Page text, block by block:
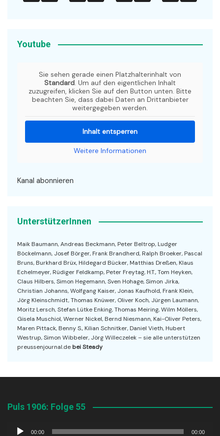
Youtube
Sie sehen gerade einen Platzhalterinhalt von
Standard. Um auf den eigentlichen Inhalt
zuzugreifen, klicken Sie auf den Button unten. Bitte
beachten Sie, dass dabei Daten an Drittanbieter
weitergegeben werden.
Inhalt entsperren
Weitere Informationen
Kanal abonnieren
UnterstützerInnen
Maik Baumann, Andreas Beckmann, Peter Beltrop, Ludger
Böckelmann, Josef Börger, Frank Brandherd, Ralph Broeker, Pascal
Bruns, Burkhard Brüx, Hildegard Bücker, Matthias Dreßen, Klaus
Echelmeyer, Rüdiger Feldkamp, Peter Freytag, H.T., Tom Heyken,
Claus Hilbers, Simon Hegemann, Sven Hohage, Simon Jirka,
Christian Johanns, Wolfgang Kaiser, Jonas Kaufhold, Frank Klein,
Jörg Kleinschmidt, Thomas Knüwer, Oliver Koch, Jürgen Laumann,
Moritz Lersch, Stefan Lütke Enking, Thomas Meiring, Wilm Möllers,
Gisela Muschiol, Werner Nickel, Bernd Niesmann, Kai-Oliver Peters,
Maren Pittack, Benny S., Kilian Schnitker, Daniel Vieth, Hubert
Westrup, Simon Wibbeler, Jörg Willeczelek – sie alle unterstützen
preussenjournal.de bei Steady
Puls 1906: Folge 55
Audio-
00:00 00:00